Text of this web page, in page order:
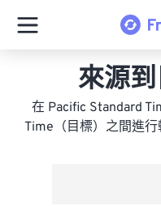
來源
在 Pacific Standard
Time（目標）之間進